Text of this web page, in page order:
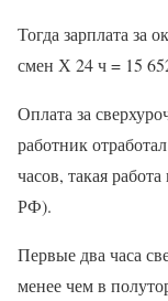
Тогда зарплата за
смен Х 24 ч = 15
Оплата за
работник
часов, такая
РФ).
Первые два часа
менее чем в